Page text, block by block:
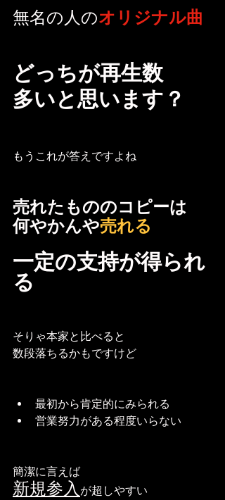
無名の人のオリジナル曲
どっちが再生数
多いと思います？
もうこれが答えですよね
売れたもののコピーは
何やかんや売れる
一定の支持が得られ
る
そりゃ本家と比べると
数段落ちるかもですけど
最初から肯定的にみられる
営業努力がある程度いらない
簡潔に言えば
新規参入 が超しやすい